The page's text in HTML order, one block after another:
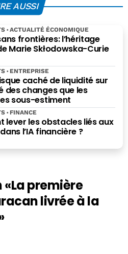
AUSSI
frontières: l’héritage
Marie Skłodowska-Curie
ACTUALITÉ ÉCONOMIQUE
caché de liquidité sur
des changes que les
sous-estiment
ENTREPRISE
lever les obstacles liés aux
l’IA financière ?
FINANCE
«La première
livrée à la